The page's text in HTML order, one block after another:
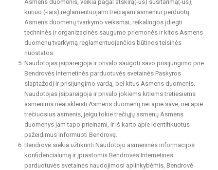
Asmens duomenis, veikia pagal atskirą(-us) susitarimą(-us),
kuriuo (-iais) reglamentuojami trečiajam asmeniui perduotų
Asmens duomenų tvarkymo veiksmai, reikalingos įdiegti
techninės ir organizacinės saugumo priemonės ir kitos Asmens
duomenų tvarkymą reglamentuojančios būtinos teisinės
nuostatos.
Naudotojas įsipareigoja ir privalo saugoti savo prisijungimo prie
Bendrovės Internetinės parduotuvės svetainės Paskyros
slaptažodį ir prisijungimo vardą, bei kitus Asmens duomenis.
Naudotojas įsipareigoja ir privalo jokiems kitiems tretiesiems
asmenims neatskleisti Asmens duomenų nei apie save, nei apie
trečiuosius asmenis, jeigu tokie trečiųjų asmenų Asmens
duomenys jam tapo prieinami, ir iš karto apie identifikuotus
pažeidimus informuoti Bendrovę.
Bendrovė siekia užtikrinti Naudotojo asmeninės informacijos
konfidencialumą ir įprastomis Bendrovės Internetinės
parduotuvės svetainės naudojimosi aplinkybėmis, Bendrovė